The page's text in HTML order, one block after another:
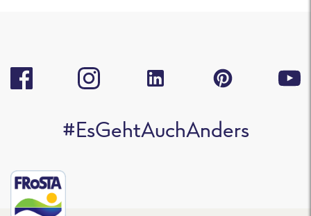
#EsGehtAuchAnders